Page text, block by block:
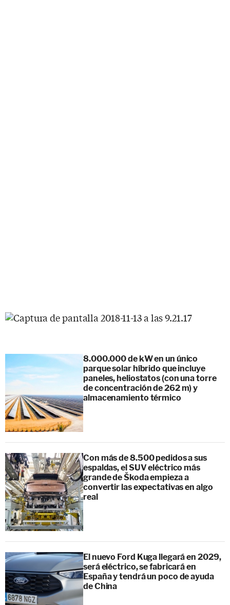
8.000.000 de kW en un único
parque solar híbrido que incluye
paneles, heliostatos (con una torre
de concentración de 262 m) y
almacenamiento térmico
Con más de 8.500 pedidos a sus
espaldas, el SUV eléctrico más
grande de Škoda empieza a
convertir las expectativas en algo
real
El nuevo Ford Kuga llegará en 2029,
será eléctrico, se fabricará en
España y tendrá un poco de ayuda
de China